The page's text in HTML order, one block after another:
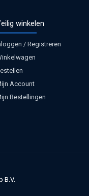
winkelen
/ Registreren
Account
Bestellingen
B.V.